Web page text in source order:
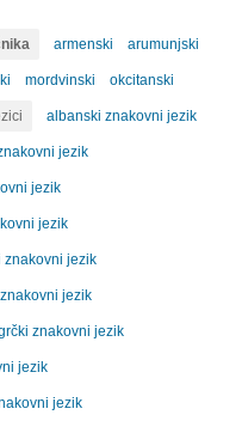
armenski arumunjski
mordvinski okcitanski
albanski znakovni jezik
jezik
jezik
jezik
znakovni jezik
jezik
znakovni jezik
jezik
jezik